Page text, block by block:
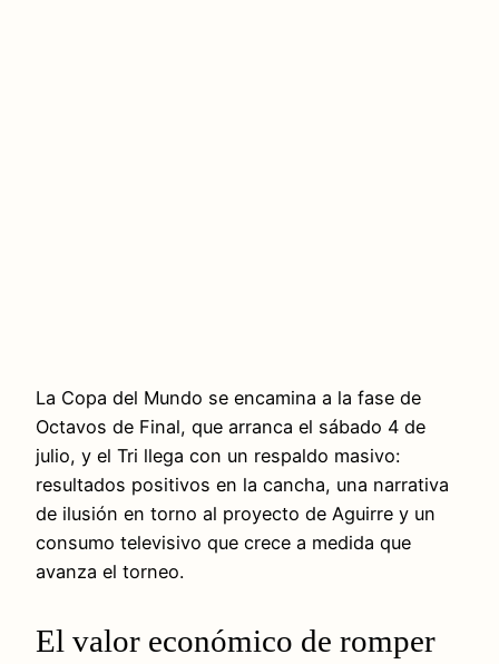
La Copa del Mundo se encamina a la fase de
Octavos de Final, que arranca el sábado 4 de
julio, y el Tri llega con un respaldo masivo:
resultados positivos en la cancha, una narrativa
de ilusión en torno al proyecto de Aguirre y un
consumo televisivo que crece a medida que
avanza el torneo.
El valor económico de romper